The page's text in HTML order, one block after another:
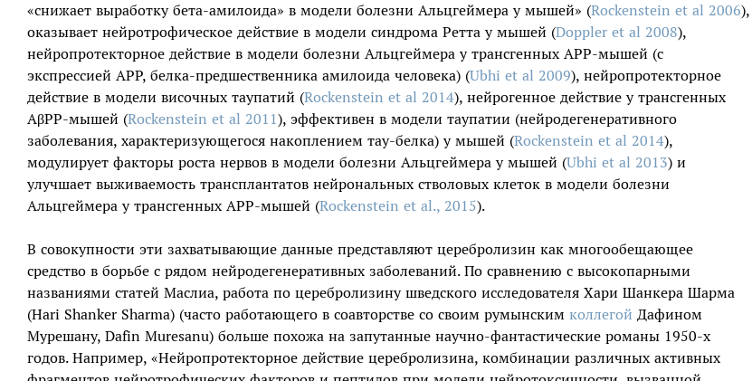
«снижает выработку бета-амилоида» в модели болезни Альцгеймера у мышей» (Rockenstein et al 2006),
оказывает нейротрофическое действие в модели синдрома Ретта у мышей (Doppler et al 2008),
нейропротекторное действие в модели болезни Альцгеймера у трансгенных APP-мышей (с
экспрессией APP, белка-предшественника амилоида человека) (Ubhi et al 2009), нейропротекторное
действие в модели височных таупатий (Rockenstein et al 2014), нейрогенное действие у трансгенных
AβPP-мышей (Rockenstein et al 2011), эффективен в модели таупатии (нейродегенеративного
заболевания, характеризующегося накоплением тау-белка) у мышей (Rockenstein et al 2014),
модулирует факторы роста нервов в модели болезни Альцгеймера у мышей (Ubhi et al 2013) и
улучшает выживаемость трансплантатов нейрональных стволовых клеток в модели болезни
Альцгеймера у трансгенных APP-мышей (Rockenstein et al., 2015).
В совокупности эти захватывающие данные представляют церебролизин как многообещающее
средство в борьбе с рядом нейродегенеративных заболеваний. По сравнению с высокопарными
названиями статей Маслиа, работа по церебролизину шведского исследователя Хари Шанкера Шарма
(Hari Shanker Sharma) (часто работающего в соавторстве со своим румынским коллегой Дафином
Мурешану, Dafin Muresanu) больше похожа на запутанные научно-фантастические романы 1950-х
годов. Например, «Нейропротекторное действие церебролизина, комбинации различных активных